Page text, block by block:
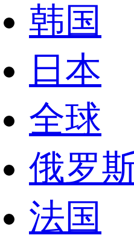
韩国
日本
全球
俄罗
法国